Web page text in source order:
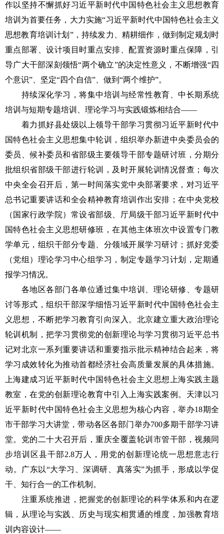
作以坚持不懈抓好习近平新时代中国特色社会主义思想教育
培训为首要任务，大力实施“习近平新时代中国特色社会主义
思想教育培训计划”，持续发力、精耕细作，做到制定规划时
重点部署、设计项目时重点安排、配置资源时重点保障，引
导广大干部深刻领悟“两个确立”的决定性意义，不断增强“四
个意识”、坚定“四个自信”、做到“两个维护”。
持续深化学习，将集中培训与经常性教育、中长期系统
培训与短期专题培训、理论学习与实践锻炼相结合——
着力抓好县处级以上领导干部学习贯彻习近平新时代中
国特色社会主义思想集中轮训，组织举办新进中央委员会的
委员、候补委员和省部级主要领导干部专题研讨班，分期分
批组织省部级干部进行轮训，及时开展轮训情况督查；每次
中央全会召开后，第一时间落实党中央部署要求，对习近平
总书记重要讲话和全会精神教育培训作出安排；在中央党校
（国家行政学院）常设省部级、厅局级干部习近平新时代中
国特色社会主义思想研修班，在其他主体班次中设置专门教
学单元，组织干部分专题、分领域开展学习研讨；抓好党委
（党组）理论学习中心组学习，制定专题学习计划，定期通
报学习情况。
各地区各部门各单位通过集中培训、理论研修、专题研
讨等形式，组织干部深学细悟习近平新时代中国特色社会主
义思想，不断把学习教育引向深入。北京建立重大政治理论
轮训机制，把学习贯彻党的创新理论与学习贯彻习近平总书
记对北京一系列重要讲话和重要指示批示精神结合起来，将
学习成效转化为推动首都经济社会高质量发展的具体措施。
上海建成习近平新时代中国特色社会主义思想上海实践主题
教室，在党的创新理论教育中引入上海实践案例。天津以习
近平新时代中国特色社会主义思想为核心内容，举办18期全
市干部学习大讲堂，带动各区各部门举办700多期干部学习讲
堂。党的二十大召开后，重庆全覆盖轮训市管干部，视频同
步培训区县干部2.8万人，用党的创新理论统一思想意志行
动。广东以“大学习、深调研、真落实”为抓手，形成以学促
干、知行合一的工作机制。
注重系统推进，把握党的创新理论的科学体系和内在逻
辑，从理论与实践、历史与现实相贯通的维度，加强教育培
训内容设计——